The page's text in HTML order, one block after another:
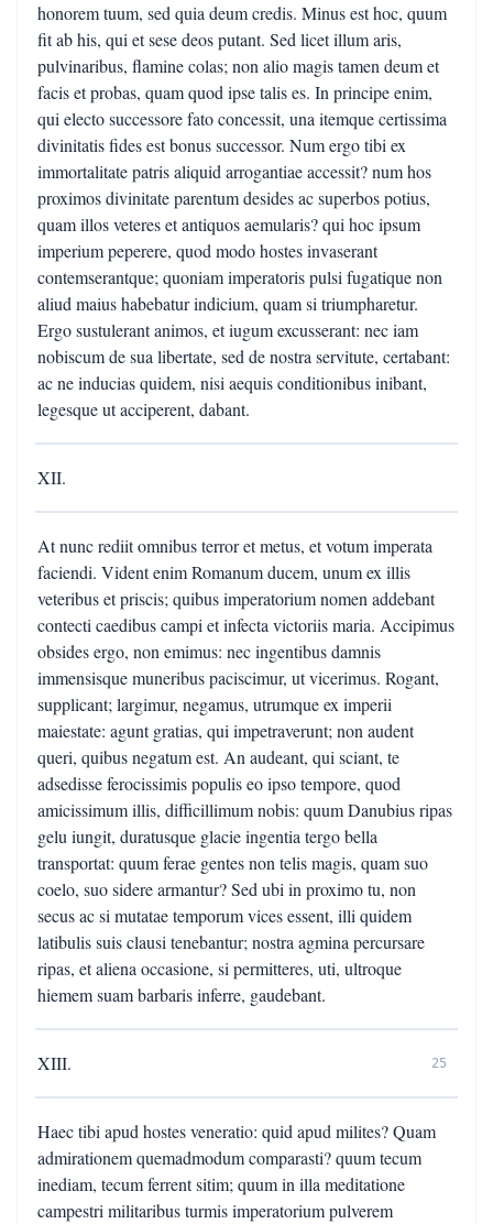
honorem tuum, sed quia deum credis. Minus est hoc, quum
fit ab his, qui et sese deos putant. Sed licet illum aris,
pulvinaribus, flamine colas; non alio magis tamen deum et
facis et probas, quam quod ipse talis es. In principe enim,
qui electo successore fato concessit, una itemque certissima
divinitatis fides est bonus successor. Num ergo tibi ex
immortalitate patris aliquid arrogantiae accessit? num hos
proximos divinitate parentum desides ac superbos potius,
quam illos veteres et antiquos aemularis? qui hoc ipsum
imperium peperere, quod modo hostes invaserant
contemserantque; quoniam imperatoris pulsi fugatique non
aliud maius habebatur indicium, quam si triumpharetur.
Ergo sustulerant animos, et iugum excusserant: nec iam
nobiscum de sua libertate, sed de nostra servitute, certabant:
ac ne inducias quidem, nisi aequis conditionibus inibant,
legesque ut acciperent, dabant.
XII.
At nunc rediit omnibus terror et metus, et votum imperata
faciendi. Vident enim Romanum ducem, unum ex illis
veteribus et priscis; quibus imperatorium nomen addebant
contecti caedibus campi et infecta victoriis maria. Accipimus
obsides ergo, non emimus: nec ingentibus damnis
immensisque muneribus paciscimur, ut vicerimus. Rogant,
supplicant; largimur, negamus, utrumque ex imperii
maiestate: agunt gratias, qui impetraverunt; non audent
queri, quibus negatum est. An audeant, qui sciant, te
adsedisse ferocissimis populis eo ipso tempore, quod
amicissimum illis, difficillimum nobis: quum Danubius ripas
gelu iungit, duratusque glacie ingentia tergo bella
transportat: quum ferae gentes non telis magis, quam suo
coelo, suo sidere armantur? Sed ubi in proximo tu, non
secus ac si mutatae temporum vices essent, illi quidem
latibulis suis clausi tenebantur; nostra agmina percursare
ripas, et aliena occasione, si permitteres, uti, ultroque
hiemem suam barbaris inferre, gaudebant.
XIII. 25
Haec tibi apud hostes veneratio: quid apud milites? Quam
admirationem quemadmodum comparasti? quum tecum
inediam, tecum ferrent sitim; quum in illa meditatione
campestri militaribus turmis imperatorium pulverem